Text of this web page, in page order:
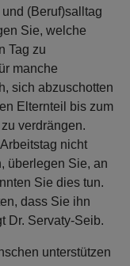
(Beruf)salltag
Sie, welche
Tag zu
manche
sich abzuschotten
Elternteil bis zum
verdrängen.
nicht
überlegen Sie, an
Sie dies tun.
dass Sie ihn
Dr. Servaty-Seib.
unterstützen